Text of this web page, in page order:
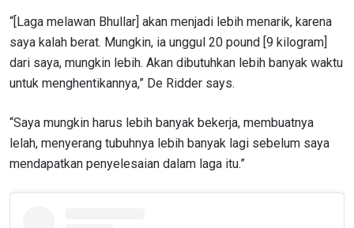
“[Laga melawan Bhullar] akan menjadi lebih menarik, karena
saya kalah berat. Mungkin, ia unggul 20 pound [9 kilogram]
dari saya, mungkin lebih. Akan dibutuhkan lebih banyak waktu
untuk menghentikannya,” De Ridder says.
“Saya mungkin harus lebih banyak bekerja, membuatnya
lelah, menyerang tubuhnya lebih banyak lagi sebelum saya
mendapatkan penyelesaian dalam laga itu.”